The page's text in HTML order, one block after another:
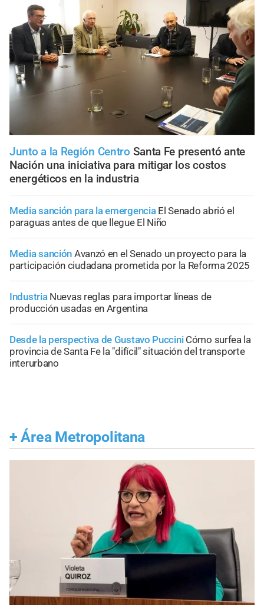
Junto a la Región Centro Santa Fe presentó ante
Nación una iniciativa para mitigar los costos
energéticos en la industria
Media sanción para la emergencia El Senado abrió el
paraguas antes de que llegue El Niño
Media sanción Avanzó en el Senado un proyecto para la
participación ciudadana prometida por la Reforma 2025
Industria Nuevas reglas para importar líneas de
producción usadas en Argentina
Desde la perspectiva de Gustavo Puccini Cómo surfea la
provincia de Santa Fe la "difícil" situación del transporte
interurbano
+ Área Metropolitana